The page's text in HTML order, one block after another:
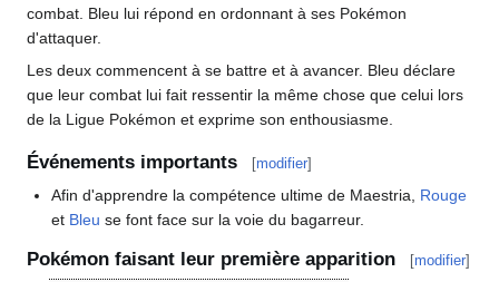
combat. Bleu lui répond en ordonnant à ses Pokémon
d'attaquer.
Les deux commencent à se battre et à avancer. Bleu déclare
que leur combat lui fait ressentir la même chose que celui lors
de la Ligue Pokémon et exprime son enthousiasme.
Événements importants [modifier]
Afin d'apprendre la compétence ultime de Maestria, Rouge
et Bleu se font face sur la voie du bagarreur.
Pokémon faisant leur première apparition [modifier]